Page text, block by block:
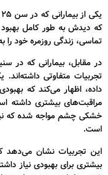
که دیدش به طور کامل بهبود
تماسی، زندگی روزمره خود
در مقابل، بیمارانی که در
داده، اظهار می‌کند که
مراقبت‌های بیشتری داشته
خشکی چشم مواجه شده که
است.
این تجربیات نشان
بیشتری برای بهبودی نیاز